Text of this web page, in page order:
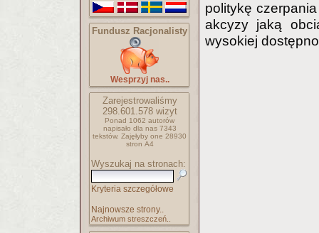
Fundusz Racjonalisty
Wesprzyj nas..
Zarejestrowaliśmy
298.601.578wizyt
Ponad 1062 autorów
napisało dla nas 7343
tekstów. Zajęłyby one 28930
stron A4
Wyszukaj na stronach:
Kryteria szczegółowe
Najnowsze strony..
Archiwum streszczeń..
politykę
akcyzy jaką
wysokiej